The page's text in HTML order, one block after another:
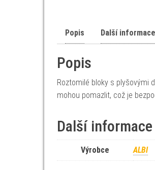
Popis Další informace
Popis
Roztomilé bloky s plyšovými
mohou pomazlit, což je
Další informace
Výrobce ALBI